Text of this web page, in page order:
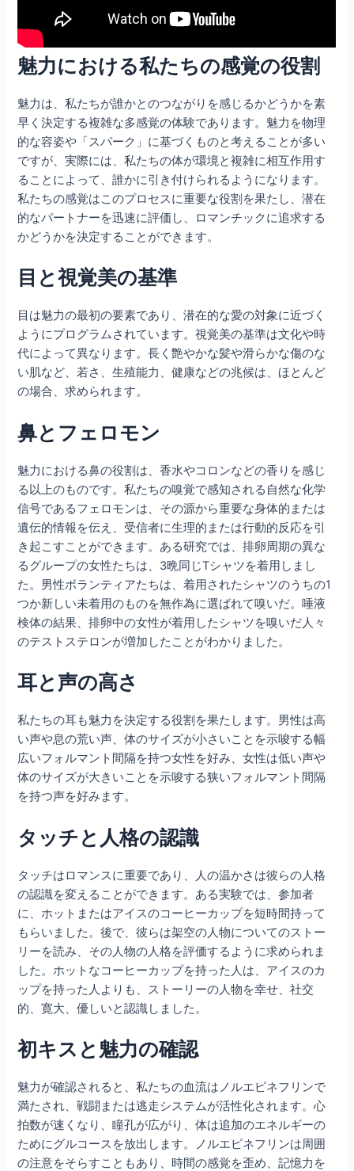
魅力における私たちの感覚の役割
魅力は、私たちが誰かとのつながりを感じるかどうかを素
早く決定する複雑な多感覚の体験であります。魅力を物理
的な容姿や「スパーク」に基づくものと考えることが多い
ですが、実際には、私たちの体が環境と複雑に相互作用す
ることによって、誰かに引き付けられるようになります。
私たちの感覚はこのプロセスに重要な役割を果たし、潜在
的なパートナーを迅速に評価し、ロマンチックに追求する
かどうかを決定することができます。
目と視覚美の基準
目は魅力の最初の要素であり、潜在的な愛の対象に近づく
ようにプログラムされています。視覚美の基準は文化や時
代によって異なります。長く艶やかな髪や滑らかな傷のな
い肌など、若さ、生殖能力、健康などの兆候は、ほとんど
の場合、求められます。
鼻とフェロモン
魅力における鼻の役割は、香水やコロンなどの香りを感じ
る以上のものです。私たちの嗅覚で感知される自然な化学
信号であるフェロモンは、その源から重要な身体的または
遺伝的情報を伝え、受信者に生理的または行動的反応を引
き起こすことができます。ある研究では、排卵周期の異な
るグループの女性たちは、3晩同じTシャツを着用しまし
た。男性ボランティアたちは、着用されたシャツのうちの1
つか新しい未着用のものを無作為に選ばれて嗅いだ。唾液
検体の結果、排卵中の女性が着用したシャツを嗅いだ人々
のテストステロンが増加したことがわかりました。
耳と声の高さ
私たちの耳も魅力を決定する役割を果たします。男性は高
い声や息の荒い声、体のサイズが小さいことを示唆する幅
広いフォルマント間隔を持つ女性を好み、女性は低い声や
体のサイズが大きいことを示唆する狭いフォルマント間隔
を持つ声を好みます。
タッチと人格の認識
タッチはロマンスに重要であり、人の温かさは彼らの人格
の認識を変えることができます。ある実験では、参加者
に、ホットまたはアイスのコーヒーカップを短時間持って
もらいました。後で、彼らは架空の人物についてのストー
リーを読み、その人物の人格を評価するように求められま
した。ホットなコーヒーカップを持った人は、アイスのカ
ップを持った人よりも、ストーリーの人物を幸せ、社交
的、寛大、優しいと認識しました。
初キスと魅力の確認
魅力が確認されると、私たちの血流はノルエピネフリンで
満たされ、戦闘または逃走システムが活性化されます。心
拍数が速くなり、瞳孔が広がり、体は追加のエネルギーの
ためにグルコースを放出します。ノルエピネフリンは周囲
の注意をそらすこともあり、時間の感覚を歪め、記憶力を